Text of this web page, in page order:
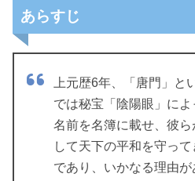
あらすじ
上元歴6年、「唐門」と
では秘宝「陰陽眼」に
名前を名簿に載せ、彼
して天下の平和を守っ
であり、いかなる理由